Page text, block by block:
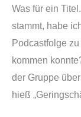
Was für ein
stammt, habe
Podcastfolge
kommen
der Gruppe
hieß